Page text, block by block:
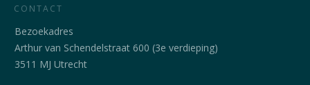
CONTACT
Bezoekadres
Arthur van Schendelstraat 600 (3e verdieping)
3511 MJ Utrecht